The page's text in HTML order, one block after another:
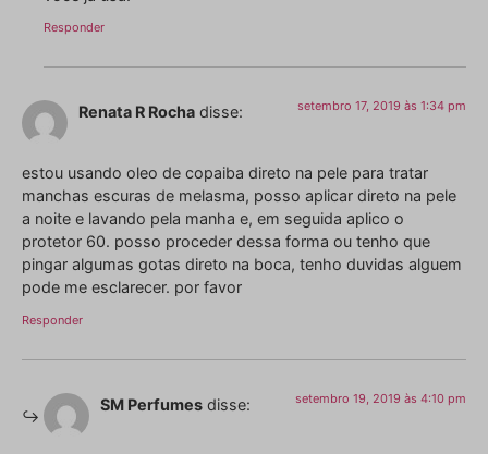
Responder
Renata R Rocha disse: setembro 17, 2019 às 1:34 pm
estou usando oleo de copaiba direto na pele para tratar
manchas escuras de melasma, posso aplicar direto na pele
a noite e lavando pela manha e, em seguida aplico o
protetor 60. posso proceder dessa forma ou tenho que
pingar algumas gotas direto na boca, tenho duvidas alguem
pode me esclarecer. por favor
Responder
SM Perfumes disse: setembro 19, 2019 às 4:10 pm